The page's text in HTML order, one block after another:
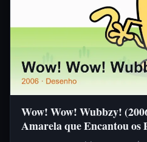
Wow! Wow! Wubbzy!
Amarela que Encantou os